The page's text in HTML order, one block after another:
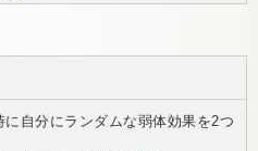
に自分にランダムな弱体効果を2つ